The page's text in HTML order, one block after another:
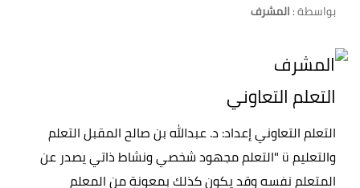
بواسطة :المشرف
التعلم التعاوني
التعلم التعاوني إعداد: د. عبدالله بن صالح المقبل التعلم
والتعليم ü "التعلم مجهود شخصي ونشاط ذاتي يصدر عن
المتعلم نفسه وقد يكون كذلك بمعونةٍ من المعلم